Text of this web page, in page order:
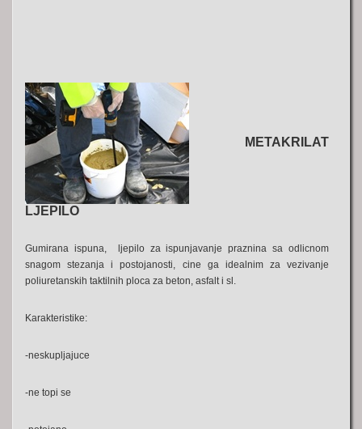
METAKRILAT
LJEPILO
Gumirana ispuna, ljepilo za ispunjavanje praznina sa odlicnom
snagom stezanja i postojanosti, cine ga idealnim za vezivanje
poliuretanskih taktilnih ploca za beton, asfalt i sl.
Karakteristike:
-neskupljajuce
-ne topi se